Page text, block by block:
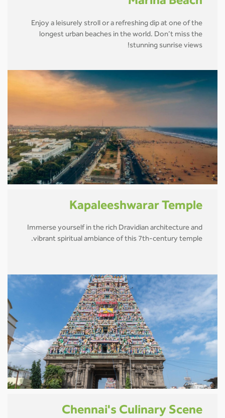
Enjoy a leisurely stroll or a refreshing dip at one of the
longest urban beaches in the world. Don’t miss the
stunning sunrise views!
Kapaleeshwarar Temple
Immerse yourself in the rich Dravidian architecture and
vibrant spiritual ambiance of this 7th-century temple.
Chennai's Culinary Scene